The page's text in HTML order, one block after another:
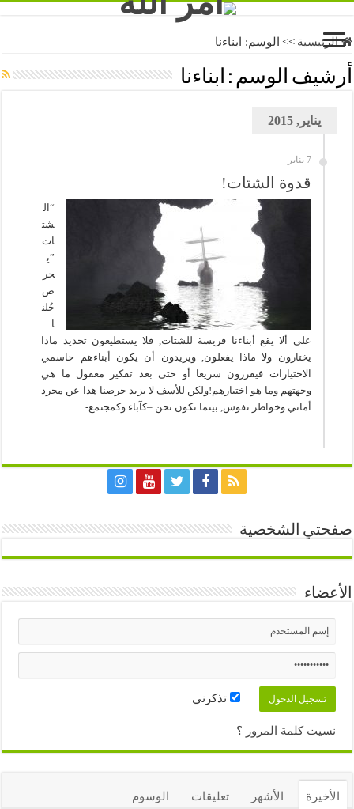
الرئيسية >> الوسم: ابناءنا
أرشيف الوسم : ابناءنا
يناير, 2015
7 يناير
قدوة الشتات!
“ال
شت
ات
”ي
حر
ص
جُلن
ا
على ألا يقع أبناءنا فريسة للشتات, فلا يستطيعون تحديد ماذا
يختارون ولا ماذا يفعلون, ويريدون أن يكون أبناءهم حاسمي
الاختيارات فيقررون سريعا أو حتى بعد تفكير معقول ما هي
وجهتهم وما هو اختيارهم!ولكن للأسف لا يزيد حرصنا هذا عن مجرد
أماني وخواطر نفوس, بينما نكون نحن –كآباء وكمجتمع- …
صفحتي الشخصية
الأعضاء
تذكرني
نسيت كلمة المرور ؟
الأخيرة الأشهر تعليقات الوسوم